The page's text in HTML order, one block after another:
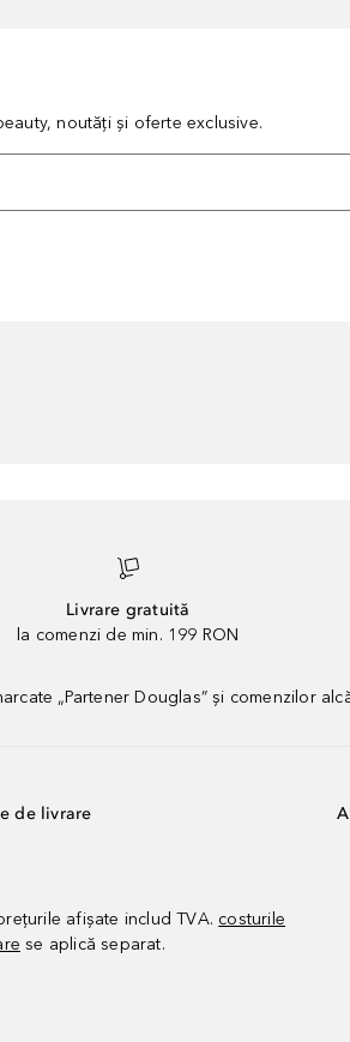
noutăți și oferte exclusive.
Livrare gratuită
la comenzi de min. 199 RON
„Partener Douglas” și comenzilor
de livrare
afișate includ TVA. costurile
se aplică separat.